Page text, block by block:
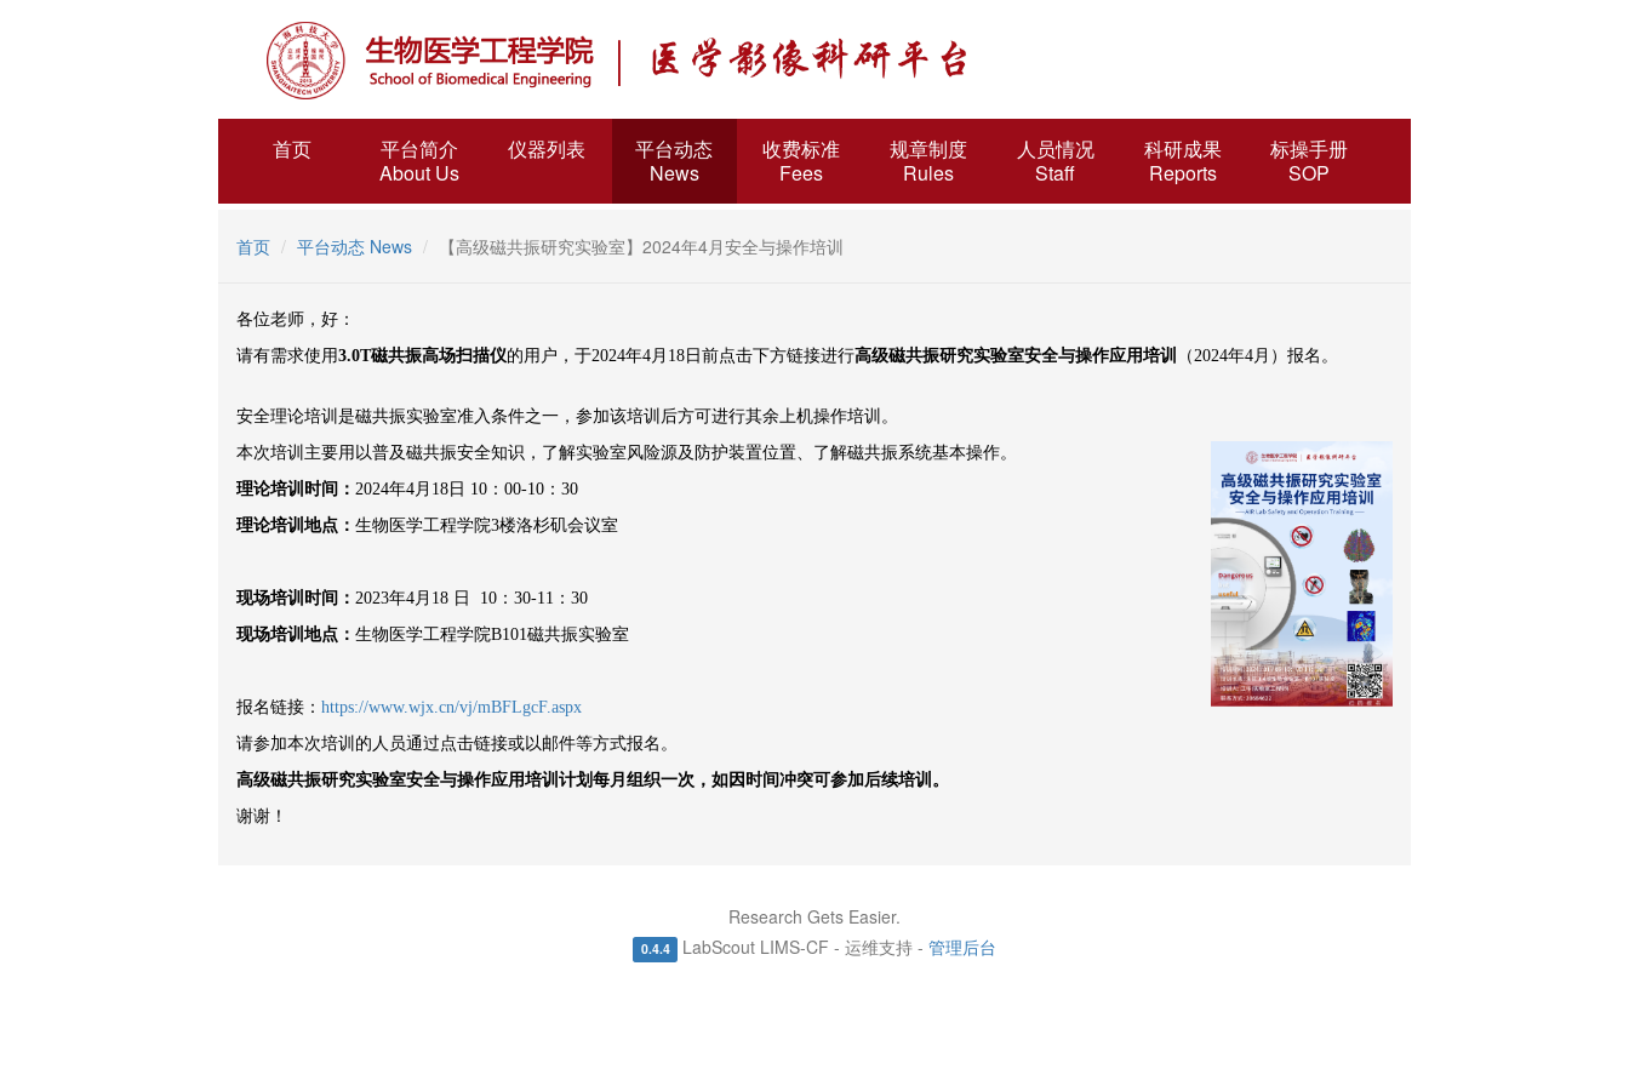
首页
平台简介
About Us
仪器列表
平台动态
News
收费标准
Fees
规章制度
Rules
人员情况
Staff
科研成果
Reports
标操手册
SOP
首页 平台动态 News 【高级磁共振研究实验室】2024年4月安全与操作培训
各位老师，好：
请有需求使用3.0T磁共振高场扫描仪的用户，于2024年4月 18 日前点击下方链接进行高级磁共振研究实验室安全与操作应用培训 （2024年4月）报名。
安全理论培训是磁共振实验室准入条件之一，参加该培训后方可进行其余上机操作培训。
本次培训主要用以普及磁共振安全知识，了解实验室风险源及防护装置位置、了解磁共振系统基本操作。
理论培训时间： 2024年4月 18 日 10 ： 00-10 ： 30
理论培训地点： 生物医学工程学院3楼洛杉矶会议室
现场培训时间： 2023年4月 18 日 10 ： 30-11 ： 30
现场培训地点： 生物医学工程学院B101磁共振实验室
报名链接： https://www.wjx.cn/vj/mBFLgcF.aspx
请参加本次培训的人员通过点击链接或以邮件等方式报名。
高级磁共振研究实验室安全与操作应用培训计划每月组织一次，如因时间冲突可参加后续培训。
谢谢！
Research Gets Easier.
0.4.4 LabScout LIMS-CF - 运维支持 - 管理后台